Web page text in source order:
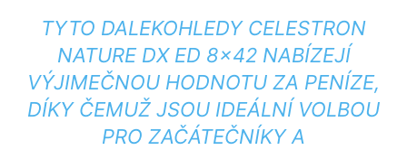
TYTO DALEKOHLEDY CELESTRON
NATURE DX ED 8×42 NABÍZEJÍ
VÝJIMEČNOU HODNOTU ZA PENÍZE,
DÍKY ČEMUŽ JSOU IDEÁLNÍ VOLBOU
PRO ZAČÁTEČNÍKY A